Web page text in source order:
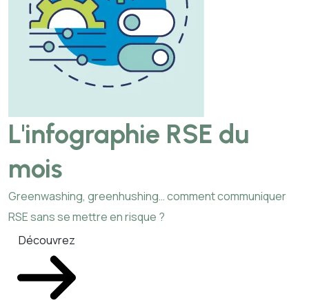
L'infographie RSE du
mois
Greenwashing, greenhushing… comment communiquer
RSE sans se mettre en risque ?
Découvrez